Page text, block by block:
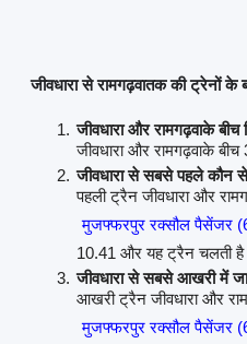
जीवधारा से रामगढ़वातक की ट्रेनों के
जीवधारा और रामगढ़वाके
जीवधारा और रामगढ़वाके
जीवधारा से सबसे पहले कौन
पहली ट्रैन जीवधारा और
मुजफ्फरपुर रक्सौल पैसेंजर
10.41 और यह ट्रैन चलती है
जीवधारा से सबसे आखरी में
आखरी ट्रैन जीवधारा और
मुजफ्फरपुर रक्सौल पैसेंजर